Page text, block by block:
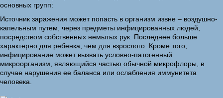
основных групп:
Источник заражения может попасть в организм извне – воздушно-
капельным путем, через предметы инфицированных людей,
посредством собственных немытых рук. Последнее больше
характерно для ребенка, чем для взрослого. Кроме того,
инфицирование может вызвать условно-патогенный
микроорганизм, являющийся частью обычной микрофлоры, в
случае нарушения ее баланса или ослабления иммунитета
человека.